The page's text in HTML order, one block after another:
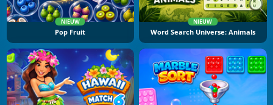
NIEUW
Pop Fruit
NIEUW
Word Search Universe: Animals